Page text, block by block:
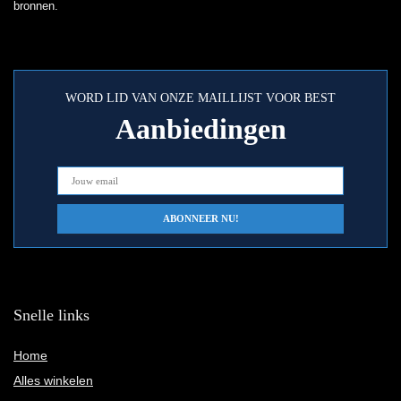
bronnen.
WORD LID VAN ONZE MAILLIJST VOOR BEST
Aanbiedingen
Snelle links
Home
Alles winkelen